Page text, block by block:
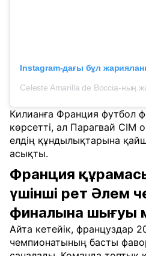
Instagram-дағы бұл
Килианға Франция футбол
көрсетті, ал Парагвай СІМ
елдің құндылықтарына
асықты.
Франция
үшінші рет Әлем
финалына шығуы
Айта кетейік, француздар
чемпионатының басты